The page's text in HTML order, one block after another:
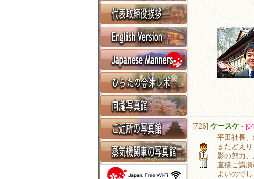
[726] ケースケ -
平田社長
またどえ
影の努力、
直接ご講
よいので